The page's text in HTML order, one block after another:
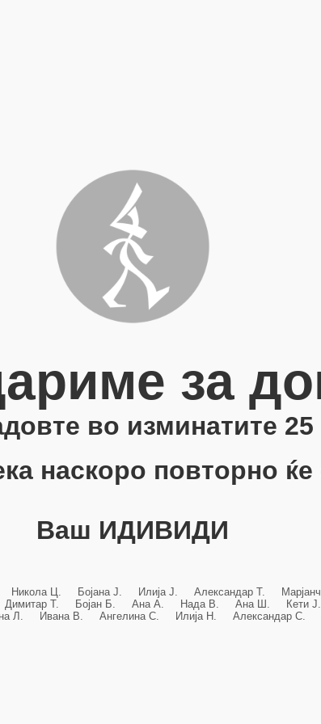
за
во изминатите
наскоро повторно
Ваш ИДИВИДИ
Ц. Бојана Ј. Илија Ј. Александар Т.
Димитар Т. Бојан Б. Ана А. Нада В. Ана Ш. Кети
Л. Ивана В. Ангелина С. Илија Н. Александар С.